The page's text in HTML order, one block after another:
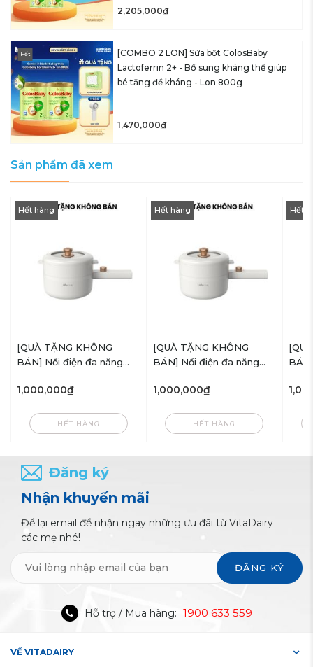
2,205,000₫
Hết
[COMBO 2 LON] Sữa bột ColosBaby
Lactoferrin 2+ - Bổ sung kháng thể giúp
bé tăng đề kháng - Lon 800g
1,470,000₫
Sản phẩm đã xem
Hết hàng
[QUÀ TẶNG KHÔNG
BÁN] Nồi điện đa năng
1,000,000₫
HẾT HÀNG
Hết hàng
[QUÀ TẶNG KHÔNG
BÁN] Nồi điện đa năng
1,000,000₫
HẾT HÀNG
Hết
Đăng ký
Nhận khuyến mãi
Để lại email để nhận ngay những ưu đãi từ VitaDairy
các mẹ nhé!
ĐĂNG KÝ
Hỗ trợ / Mua hàng: 1900 633 559
VỀ VITADAIRY